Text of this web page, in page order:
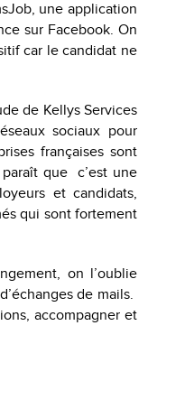
une application
sur Facebook. On
car le candidat ne
de Kellys Services
sociaux pour
françaises sont
que c’est une
et candidats,
qui sont fortement
on l’oublie
de mails.
accompagner et